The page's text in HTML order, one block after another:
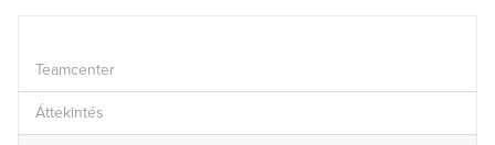
Teamcenter
Áttekintés